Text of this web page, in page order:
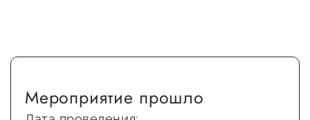
внешнего санкционного
давления
Мероприятие прошло